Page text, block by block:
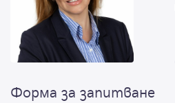
Форма за запитване